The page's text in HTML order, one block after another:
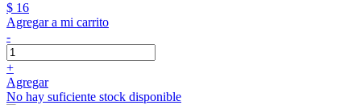
$ 16
Agregar a mi carrito
-
+
Agregar
No hay suficiente stock disponible